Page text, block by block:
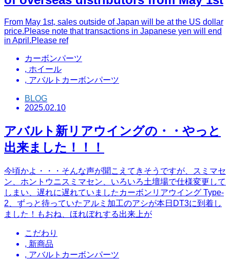
From May 1st, sales outside of Japan will be at the US dollar
price.Please note that transactions in Japanese yen will end
in April.Please ref
カーボンパーツ
, ホイール
, アバルトカーボンパーツ
BLOG
2025.02.10
アバルト新リアウイングの・・やっと
出来ました！！！
今頃かよ・・・そんな声が聞こえてきそうですが、スミマセ
ン、ホントウニスミマセン、いろいろ土壇場で仕様変更して
しまい、遅れに遅れていましたカーボンリアウイング Type-
2、ずっと待っていたアルミ加工のアシが本日DT3に到着し
ました！もおね、ほれぼれする出来上が
こだわり
, 新商品
, アバルトカーボンパーツ